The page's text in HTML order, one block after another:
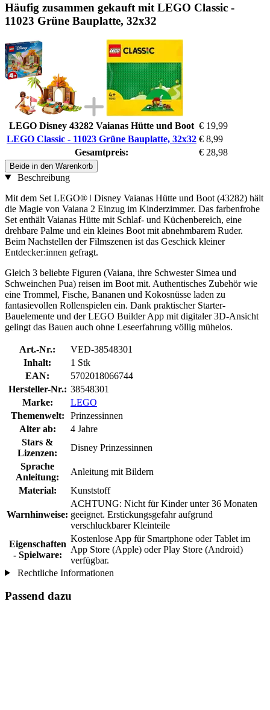
Häufig zusammen gekauft mit LEGO Classic -
11023 Grüne Bauplatte, 32x32
LEGO Disney 43282 Vaianas Hütte und Boot € 19,99
LEGO Classic - 11023 Grüne Bauplatte, 32x32 € 8,99
Gesamtpreis:
€ 28,98
Beide in den Warenkorb
Beschreibung
Mit dem Set LEGO® ǀ Disney Vaianas Hütte und Boot (43282) hält
die Magie von Vaiana 2 Einzug im Kinderzimmer. Das farbenfrohe
Set enthält Vaianas Hütte mit Schlaf- und Küchenbereich, eine
drehbare Palme und ein kleines Boot mit abnehmbarem Ruder.
Beim Nachstellen der Filmszenen ist das Geschick kleiner
Entdecker:innen gefragt.
Gleich 3 beliebte Figuren (Vaiana, ihre Schwester Simea und
Schweinchen Pua) reisen im Boot mit. Authentisches Zubehör wie
eine Trommel, Fische, Bananen und Kokosnüsse laden zu
fantasievollen Rollenspielen ein. Dank praktischer Starter-
Bauelemente und der LEGO Builder App mit digitaler 3D-Ansicht
gelingt das Bauen auch ohne Leseerfahrung völlig mühelos.
Art.-Nr.:
VED-38548301
Inhalt:
1 Stk
EAN:
5702018066744
Hersteller-Nr.: 38548301
Marke:
LEGO
Themenwelt:
Prinzessinnen
Alter ab:
4 Jahre
Stars &
Lizenzen:
Disney Prinzessinnen
Sprache
Anleitung:
Anleitung mit Bildern
Material:
Kunststoff
Warnhinweise:
ACHTUNG: Nicht für Kinder unter 36 Monaten
geeignet. Erstickungsgefahr aufgrund
verschluckbarer Kleinteile
Eigenschaften
- Spielware:
Kostenlose App für Smartphone oder Tablet im
App Store (Apple) oder Play Store (Android)
verfügbar.
Rechtliche Informationen
Passend dazu